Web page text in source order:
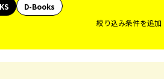
D-Books
絞り込み条件を追加